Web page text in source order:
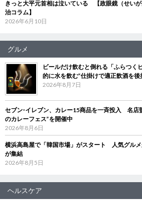
きっと大平元首相は泣いている 【政眼鏡（せい
治コラム】
2026年6月10日
グルメ
ビールだけ飲むと倒れる「ふらつ
的に水を飲む”仕掛けで適正飲酒を後
2026年8月7日
セブン‐イレブン、カレー15商品を一斉投入 名店
のカレーフェス”を開催中
2026年8月6日
横浜高島屋で「韓国市場」がスタート 人気グル
が集結
2026年8月5日
ヘルスケア